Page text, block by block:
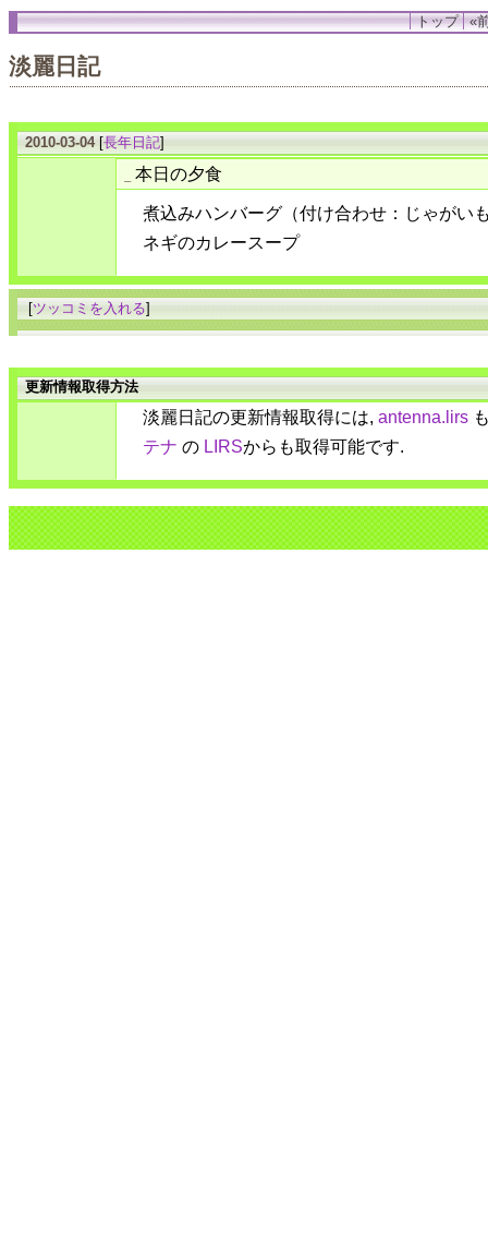
トップ «
淡麗日記
2010-03-04 [長年日記]
本日の夕食
煮込みハンバーグ（付け合わせ：じゃがい
ネギのカレースープ
[ツッコミを入れる]
更新情報取得方法
淡麗日記の更新情報取得には, antenna.lirs
テナ の LIRSからも取得可能です.